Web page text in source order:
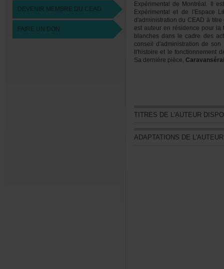
DEVENIRMEMBREDUCEAD
FAIREUNDON
Sadernièrepièce,